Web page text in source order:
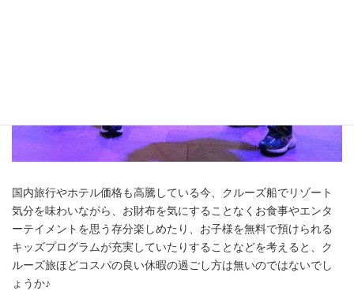
国内旅行やホテル価格も高騰している今、クルーズ船でリゾート
気分を味わいながら、お財布を気にすることなくお食事やエンタ
ーテイメントを思う存分楽しめたり、お子様を無料で預けられる
キッズプログラムが充実していたりすることなどを考えると、ク
ルーズ旅ほどコスパの良い休暇の過ごし方は無いのではないでし
ょうか♪